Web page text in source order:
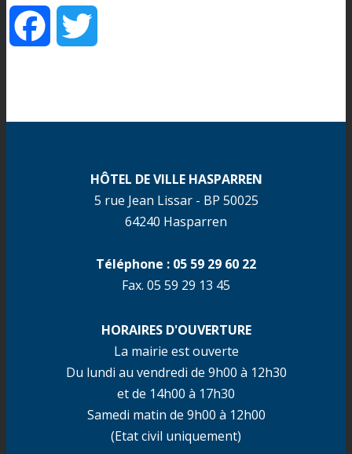
Facebook
HÔTEL DE VILLE HASPARREN
5 rue Jean Lissar - BP 50025
64240 Hasparren
Téléphone : 05 59 29 60 22
Fax. 05 59 29 13 45
HORAIRES D'OUVERTURE
La mairie est ouverte
Du lundi au vendredi de 9h00 à 12h30
et de 14h00 à 17h30
Samedi matin de 9h00 à 12h00
(Etat civil uniquement)